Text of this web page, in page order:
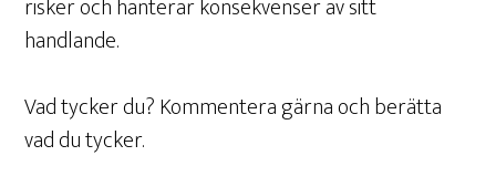
risker och hanterar konsekvenser av sitt
handlande.
Vad tycker du? Kommentera gärna och berätta
vad du tycker.